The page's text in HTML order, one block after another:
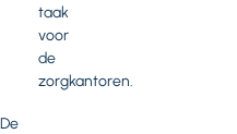
taak
voor
de
zorgkantoren.
De